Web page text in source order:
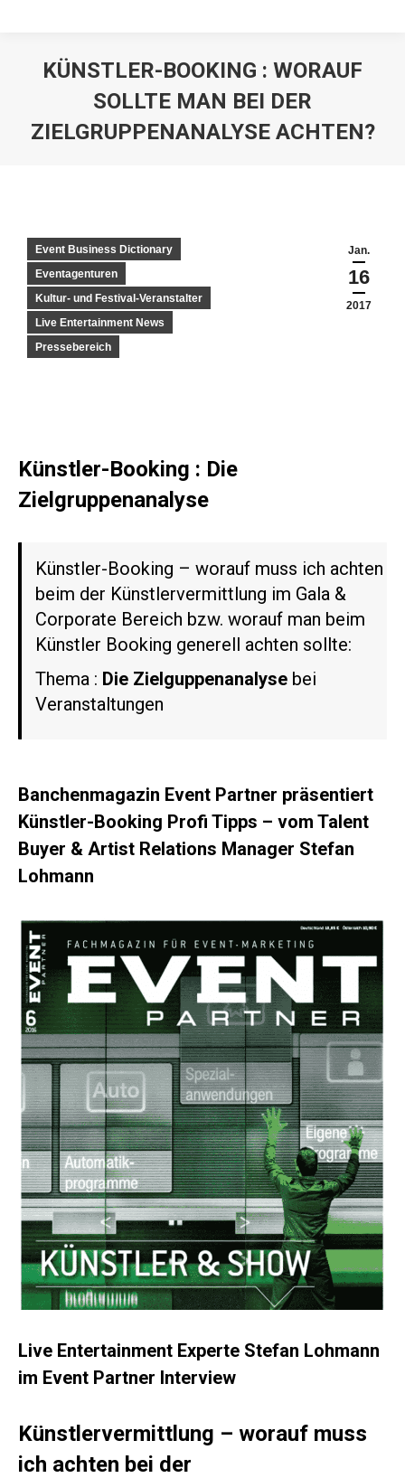
KÜNSTLER-BOOKING : WORAUF
SOLLTE MAN BEI DER
ZIELGRUPPENANALYSE ACHTEN?
Jan.
16
2017
Event Business Dictionary
Eventagenturen
Kultur- und Festival-Veranstalter
Live Entertainment News
Pressebereich
Künstler-Booking : Die
Zielgruppenanalyse
Künstler-Booking – worauf muss ich achten
beim der Künstlervermittlung im Gala &
Corporate Bereich bzw. worauf man beim
Künstler Booking generell achten sollte:
Thema : Die Zielguppenanalyse bei
Veranstaltungen
Banchenmagazin Event Partner präsentiert
Künstler-Booking Profi Tipps – vom Talent
Buyer & Artist Relations Manager Stefan
Lohmann
Live Entertainment Experte Stefan Lohmann
im Event Partner Interview
Künstlervermittlung – worauf muss
ich achten bei der